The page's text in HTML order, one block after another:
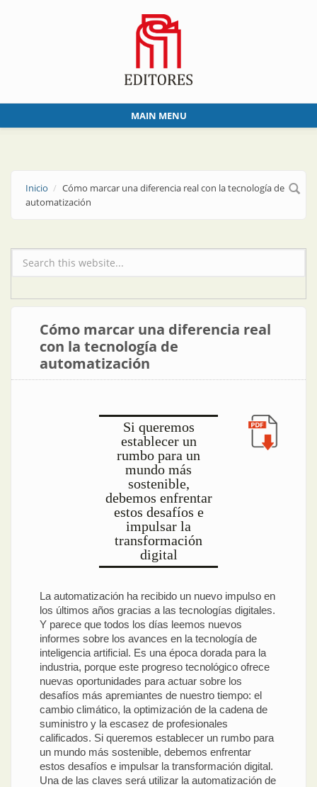
MAIN MENU
Inicio
Cómo marcar una diferencia real con la tecnología de
automatización
Formulario de búsqueda
Cómo marcar una diferencia real
con la tecnología de
automatización
Si queremos
establecer un
rumbo para un
mundo más
sostenible,
debemos enfrentar
estos desafíos e
impulsar la
transformación
digital
La automatización ha recibido un nuevo impulso en
los últimos años gracias a las tecnologías digitales.
Y parece que todos los días leemos nuevos
informes sobre los avances en la tecnología de
inteligencia artificial. Es una época dorada para la
industria, porque este progreso tecnológico ofrece
nuevas oportunidades para actuar sobre los
desafíos más apremiantes de nuestro tiempo: el
cambio climático, la optimización de la cadena de
suministro y la escasez de profesionales
calificados. Si queremos establecer un rumbo para
un mundo más sostenible, debemos enfrentar
estos desafíos e impulsar la transformación digital.
Una de las claves será utilizar la automatización de